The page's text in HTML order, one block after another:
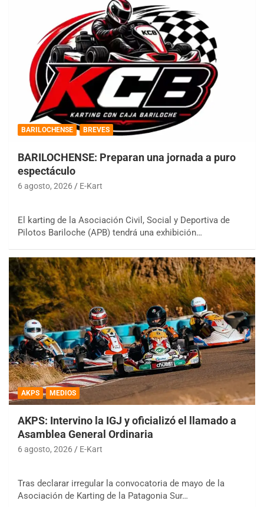
BARILOCHENSE BREVES
BARILOCHENSE: Preparan una jornada a puro
espectáculo
6 agosto, 2026 E-Kart
El karting de la Asociación Civil, Social y Deportiva de
Pilotos Bariloche (APB) tendrá una exhibición…
AKPS MEDIOS
AKPS: Intervino la IGJ y oficializó el llamado a
Asamblea General Ordinaria
6 agosto, 2026 E-Kart
Tras declarar irregular la convocatoria de mayo de la
Asociación de Karting de la Patagonia Sur…